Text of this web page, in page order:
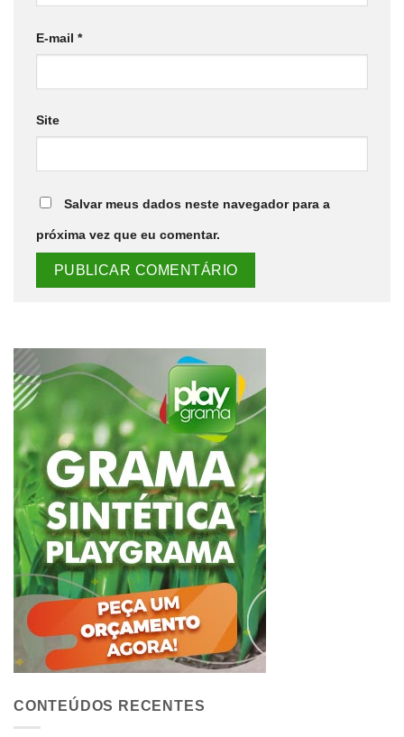
E-mail *
Site
Salvar meus dados neste navegador para a
próxima vez que eu comentar.
CONTEÚDOS RECENTES